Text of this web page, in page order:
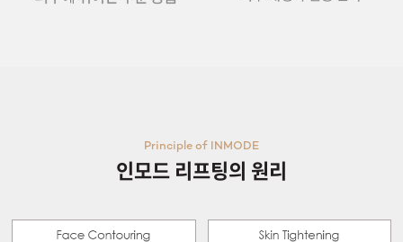
Principle of INMODE
인모드 리프팅의 원리